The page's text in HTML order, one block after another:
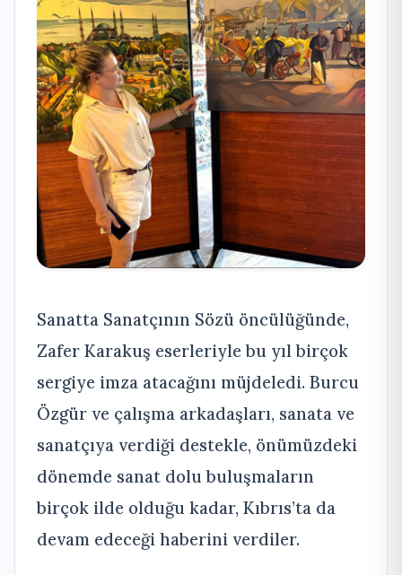
Sanatta Sanatçının Sözü öncülüğünde,
Zafer Karakuş eserleriyle bu yıl birçok
sergiye imza atacağını müjdeledi. Burcu
Özgür ve çalışma arkadaşları, sanata ve
sanatçıya verdiği destekle, önümüzdeki
dönemde sanat dolu buluşmaların
birçok ilde olduğu kadar, Kıbrıs’ta da
devam edeceği haberini verdiler.